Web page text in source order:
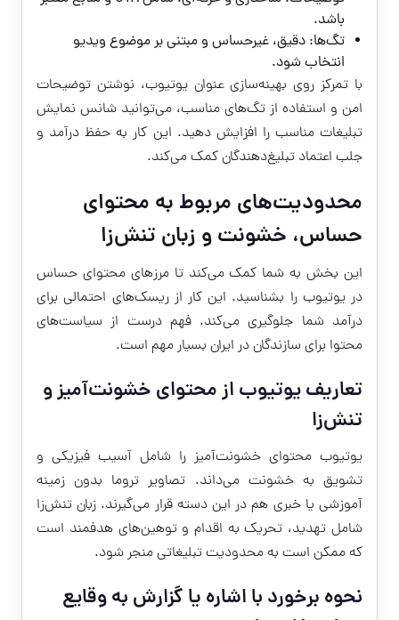
باشد.
تگ‌ها: دقیق، غیرحساس و مبتنی بر موضوع ویدیو
انتخاب شود.
با تمرکز روی بهینه‌سازی عنوان یوتیوب، نوشتن توضیحات
امن و استفاده از تگ‌های مناسب، می‌توانید شانس نمایش
تبلیغات مناسب را افزایش دهید. این کار به حفظ درآمد و
جلب اعتماد تبلیغ‌دهندگان کمک می‌کند.
محدودیت‌های مربوط به محتوای
حساس، خشونت و زبان تنش‌زا
این بخش به شما کمک می‌کند تا مرزهای محتوای حساس
در یوتیوب را بشناسید. این کار از ریسک‌های احتمالی برای
درآمد شما جلوگیری می‌کند. فهم درست از سیاست‌های
محتوا برای سازندگان در ایران بسیار مهم است.
تعاریف یوتیوب از محتوای خشونت‌آمیز و
تنش‌زا
یوتیوب محتوای خشونت‌آمیز را شامل آسیب فیزیکی و
تشویق به خشونت می‌داند. تصاویر تروما بدون زمینه
آموزشی یا خبری هم در این دسته قرار می‌گیرند. زبان تنش‌زا
شامل تهدید، تحریک به اقدام و توهین‌های هدفمند است
که ممکن است به محدودیت تبلیغاتی منجر شود.
نحوه برخورد با اشاره یا گزارش به وقایع